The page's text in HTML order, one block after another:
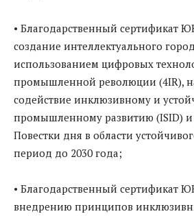
• Благодарственный сертификат
создание интеллектуального
использованием цифровых
промышленной революции (4IR),
содействие инклюзивному и
промышленному развитию (ISID)
Повестки дня в области
период до 2030 года;
• Благодарственный сертификат
внедрению принципов